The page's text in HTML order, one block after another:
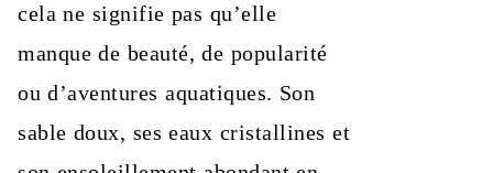
cela ne signifie pas qu’elle
manque de beauté, de popularité
ou d’aventures aquatiques. Son
sable doux, ses eaux cristallines et